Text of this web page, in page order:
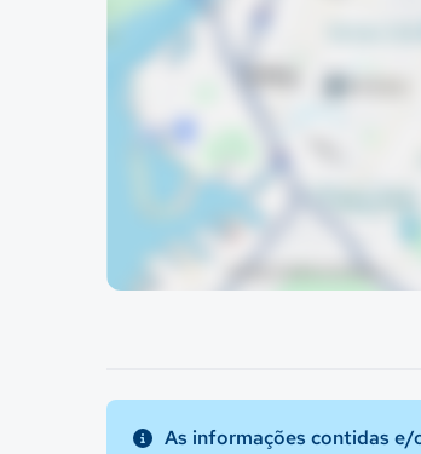
As informações contidas e/